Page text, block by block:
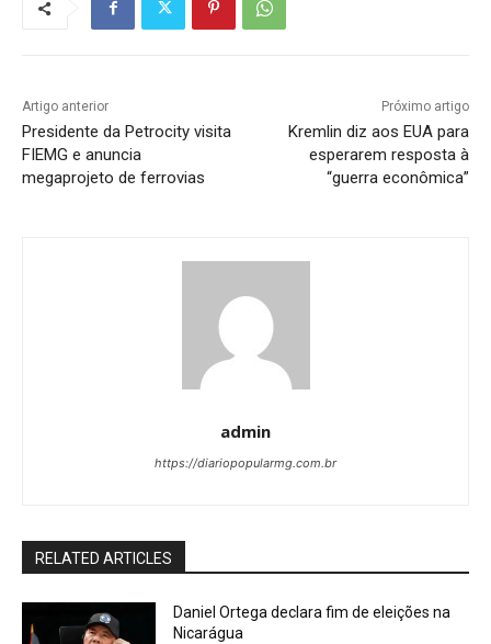
Artigo anterior
Presidente da Petrocity visita
FIEMG e anuncia
megaprojeto de ferrovias
Próximo artigo
Kremlin diz aos EUA para
esperarem resposta à
“guerra econômica”
admin
https://diariopopularmg.com.br
RELATED ARTICLES
Daniel Ortega declara fim de eleições na
Nicarágua